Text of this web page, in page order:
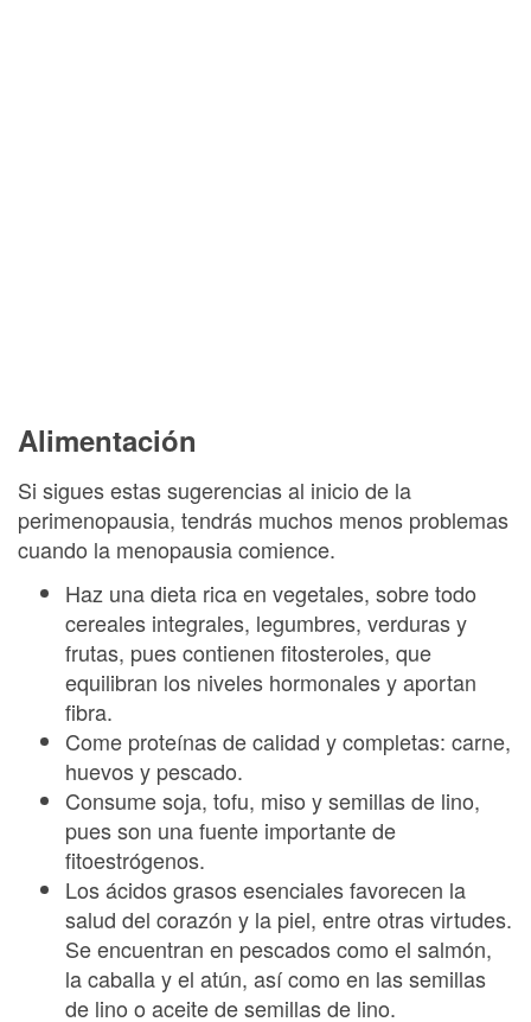
Alimentación
Si sigues estas sugerencias al inicio de la
perimenopausia, tendrás muchos menos problemas
cuando la menopausia comience.
Haz una dieta rica en vegetales, sobre todo
cereales integrales, legumbres, verduras y
frutas, pues contienen fitosteroles, que
equilibran los niveles hormonales y aportan
fibra.
Come proteínas de calidad y completas: carne,
huevos y pescado.
Consume soja, tofu, miso y semillas de lino,
pues son una fuente importante de
fitoestrógenos.
Los ácidos grasos esenciales favorecen la
salud del corazón y la piel, entre otras virtudes.
Se encuentran en pescados como el salmón,
la caballa y el atún, así como en las semillas
de lino o aceite de semillas de lino.